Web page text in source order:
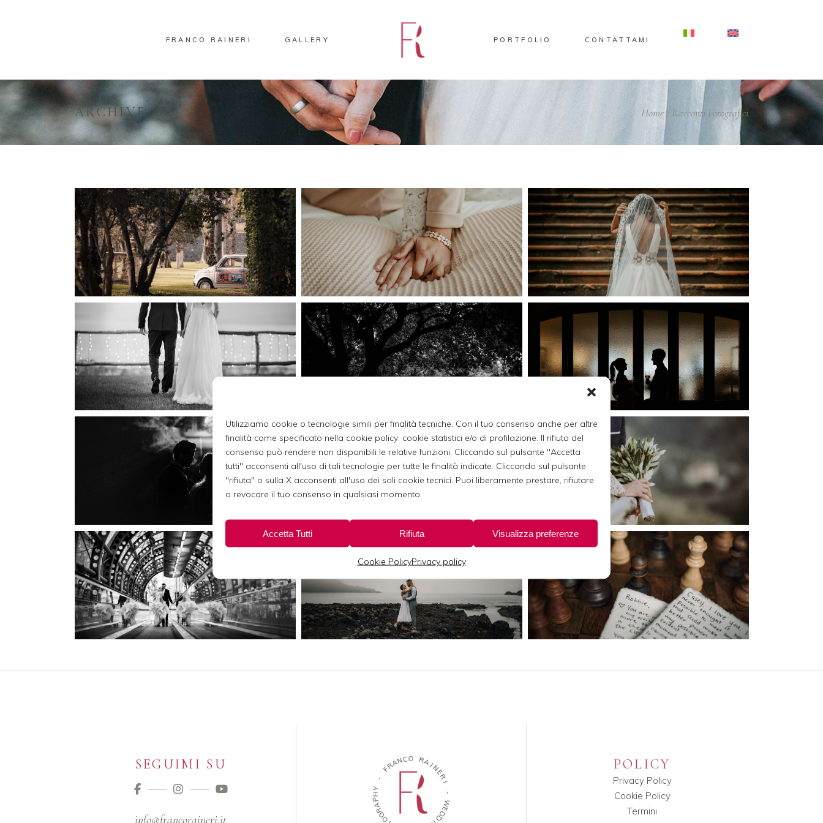
Utilizziamo cookie o tecnologie simili per finalità tecniche. Con il tuo consenso anche per altre
finalità come specificato nella cookie policy: cookie statistici e/o di profilazione. Il rifiuto del
consenso può rendere non disponibili le relative funzioni. Cliccando sul pulsante "Accetta
tutti" acconsenti all'uso di tali tecnologie per tutte le finalità indicate. Cliccando sul pulsante
"rifiuta" o sulla X acconsenti all'uso dei soli cookie tecnici. Puoi liberamente prestare, rifiutare
o revocare il tuo consenso in qualsiasi momento.
Accetta Tutti Rifiuta Visualizza preferenze
Cookie PolicyPrivacy policy
FRANCO RAINERI GALLERY PORTFOLIO CONTATTAMI
ARCHIVE Home/Racconti Fotografici
SEGUIMI SU
info@francoraineri.it
-
FRANCO RAIN
E
R
W
E
D
T
O
G
R
A
P
H
POLICY
Privacy Policy
Cookie Policy
Termini